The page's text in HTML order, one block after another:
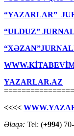
“YAZARLAR”
“ULDUZ”
YAZARLAR.AZ
<<<<
Əlaqə: Tel: (+994)